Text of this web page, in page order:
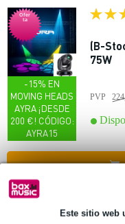
Este sitio web
Ofer
ta
-15% EN
MOVING HEADS
AYRA ¡DESDE
200 €! CÓDIGO:
AYRA15
(B-
75W
PVP